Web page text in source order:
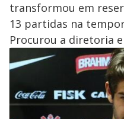
transformou em
13 partidas na
Procurou a diretoria